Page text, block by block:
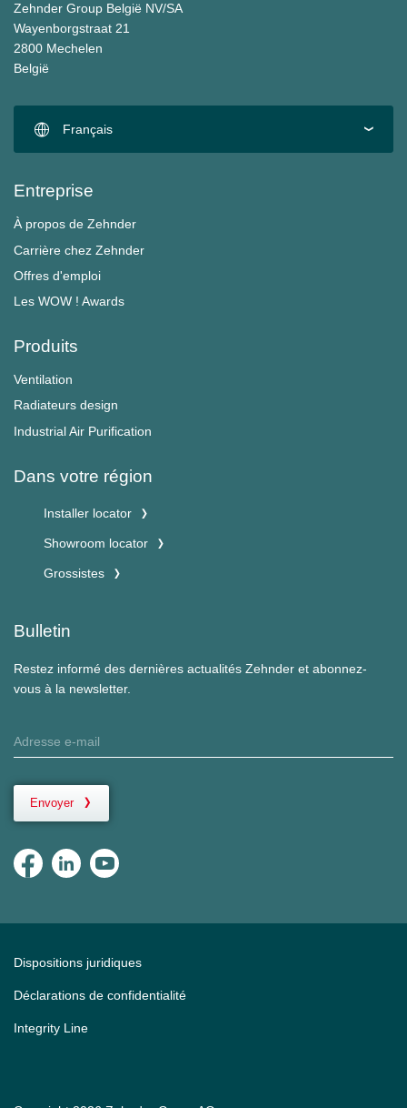
Zehnder Group België NV/SA
Wayenborgstraat 21
2800 Mechelen
België
Français
Entreprise
À propos de Zehnder
Carrière chez Zehnder
Offres d'emploi
Les WOW ! Awards
Produits
Ventilation
Radiateurs design
Industrial Air Purification
Dans votre région
Installer locator
Showroom locator
Grossistes
Bulletin
Restez informé des dernières actualités Zehnder et abonnez-
vous à la newsletter.
Envoyer
Dispositions juridiques
Déclarations de confidentialité
Integrity Line